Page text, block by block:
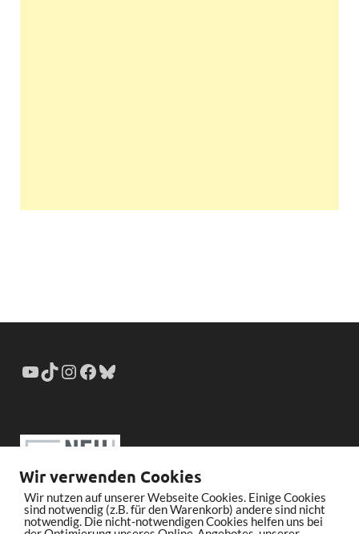
Wir verwenden Cookies
Wir nutzen auf unserer Webseite Cookies. Einige Cookies
sind notwendig (z.B. für den Warenkorb) andere sind nicht
notwendig. Die nicht-notwendigen Cookies helfen uns bei